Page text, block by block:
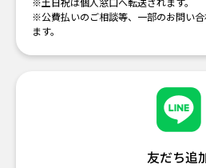
※土日祝は個人窓口へ転送されます。
※公費払いのご相談等、一部のお問い
ます。
友だち追